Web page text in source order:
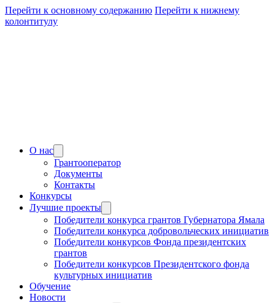
Перейти к основному содержанию Перейти к нижнему
колонтитулу
О нас
Грантооператор
Документы
Контакты
Конкурсы
Лучшие проекты
Победители конкурса грантов Губернатора Ямала
Победители конкурса добровольческих инициатив
Победители конкурсов Фонда президентских
грантов
Победители конкурсов Президентского фонда
культурных инициатив
Обучение
Новости